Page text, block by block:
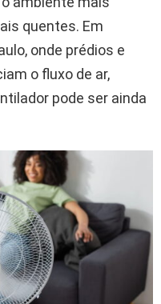
quentes. Em
onde prédios e
o fluxo de ar,
pode ser ainda